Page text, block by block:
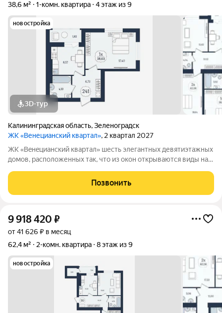
38,6 м²
1-комн. квартира 4 этаж из 9
новостройка
3D-тур
Калининградская область,Зеленоградск
ЖК «Венецианский квартал», 2 квартал 2027
ЖК «Вeнeцианcкий квартал» шесть элегантных девятиэтажных
домов, расположенных так, что из окон открываются виды на
-Квартиры в комплексе сдаются в качественном сером ключе.
-Дома имеют высокий
Позвонить
9 918 420 ₽
от 41 626 ₽ в месяц
62,4 м²
2-комн. квартира 8 этаж из 9
новостройка